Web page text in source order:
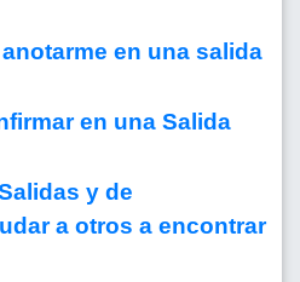
en una salida
en una Salida
y de
a otros a encontrar